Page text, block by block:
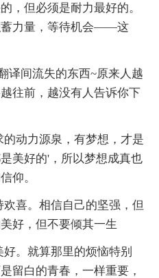
，但必须是耐力最好的。
蓄力量，等待机会——这
间流失的东西~原来人越
往前，越没有人告诉你下
动力源泉，有梦想，才是
美好的'，所以梦想成真也
仰。
喜。相信自己的坚强，但
好，但不要倾其一生
。就算那里的烦恼特别
留白的青春，一样重要，